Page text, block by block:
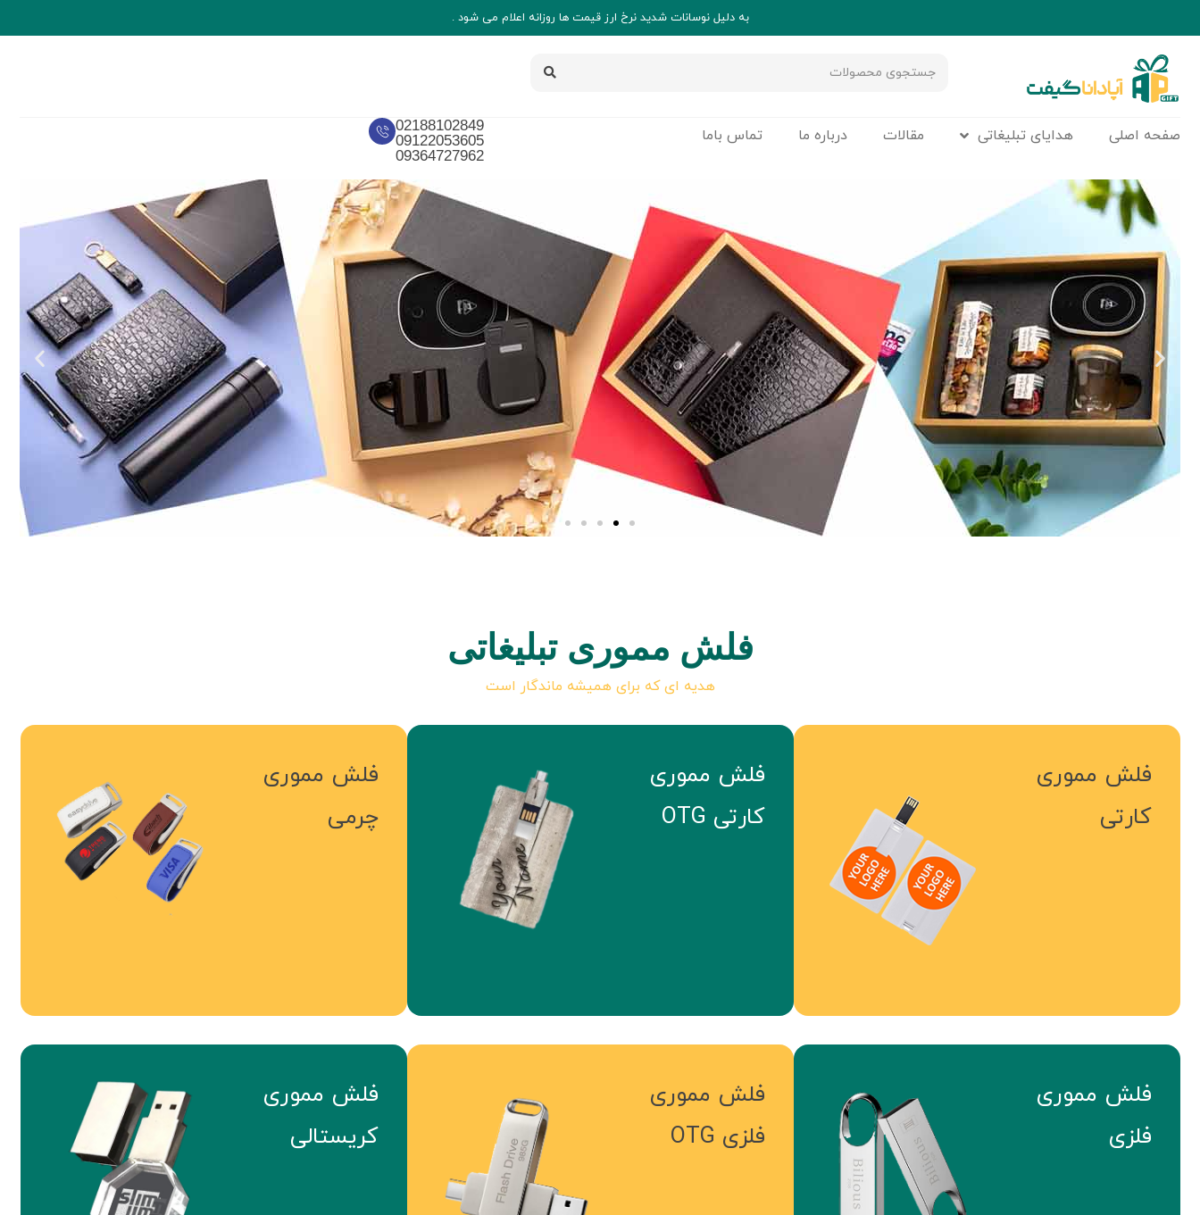
به دلیل نوسانات شدید نرخ ارز قیمت ها روزانه اعلام می شود .
صفحه اصلی هدایای تبلیغاتی مقالات درباره ما تماس باما
02188102849
09122053605
09364727962
فلش مموری تبلیغاتی
هدیه ای که برای همیشه ماندگار است
فلش مموری
کارتی
فلش مموری
کارتی OTG
فلش مموری
چرمی
فلش مموری
فلزی
فلش مموری
فلزی OTG
فلش مموری
کریستالی